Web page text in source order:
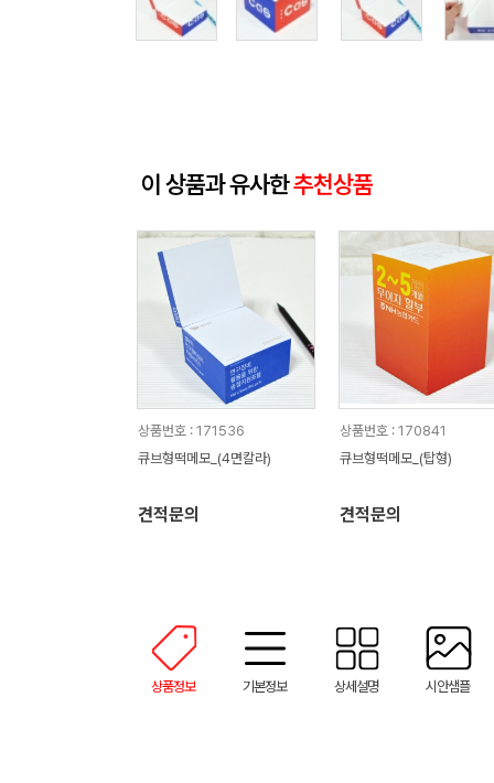
이 상품과 유사한추천상품
상품번호 : 171536
큐브형떡메모_(4면칼라)
견적문의
상품번호 : 170841
큐브형떡메모_(탑형)
견적문의
상품정보 기본정보 상세설명 시안샘플